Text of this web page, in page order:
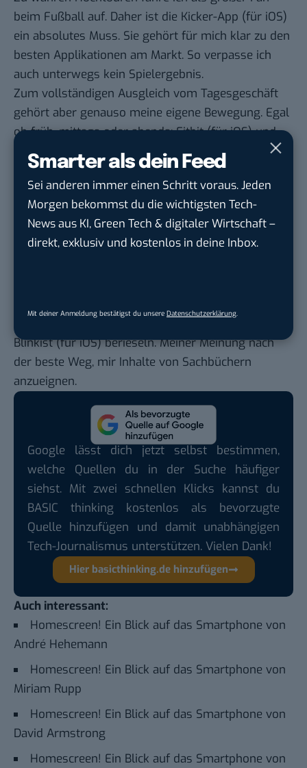
Smarter als dein Feed
Sei anderen immer einen Schritt voraus. Jeden
Morgen bekommst du die wichtigsten Tech-
News aus KI, Green Tech & digitaler Wirtschaft –
direkt, exklusiv und kostenlos in deine Inbox.
Mit deiner Anmeldung bestätigst du unsere Datenschutzerklärung
beim Fußball auf. Daher ist die Kicker-App (für iOS)
ein absolutes Muss. Sie gehört für mich klar zu den
besten Applikationen am Markt. So verpasse ich
auch unterwegs kein Spielergebnis.
Zum vollständigen Ausgleich vom Tagesgeschäft
gehört aber genauso meine eigene Bewegung. Egal
ob früh, mittags oder abends:Fitbit(füriOS) und
Google Fit
(für
) motivieren und spornen mich
an, auch wenn der Schweinehund nach einem
langen Tag wieder groß ist.
Mit meiner Lieblings-Playlist beiSpotify (füriOS
geht das Workout oder die Jogging-Runde schon
gleich viel leichter von der Hand.
Blinkist(füriOS) berieseln. Meiner Meinung nach
der beste Weg, mir Inhalte von Sachbüchern
anzueignen.
Google lässt dich jetzt selbst bestimmen,
welche Quellen du in der Suche häufiger
siehst. Mit zwei schnellen Klicks kannst du
BASIC thinking kostenlos als bevorzugte
Quelle hinzufügen und damit unabhängigen
Tech-Journalismus unterstützen. Vielen Dank!
Hier basicthinking.de hinzufügen
Auch interessant:
Homescreen! Ein Blick auf das Smartphone von
André Hehemann
Homescreen! Ein Blick auf das Smartphone von
Miriam Rupp
Homescreen! Ein Blick auf das Smartphone von
David Armstrong
Homescreen! Ein Blick auf das Smartphone von